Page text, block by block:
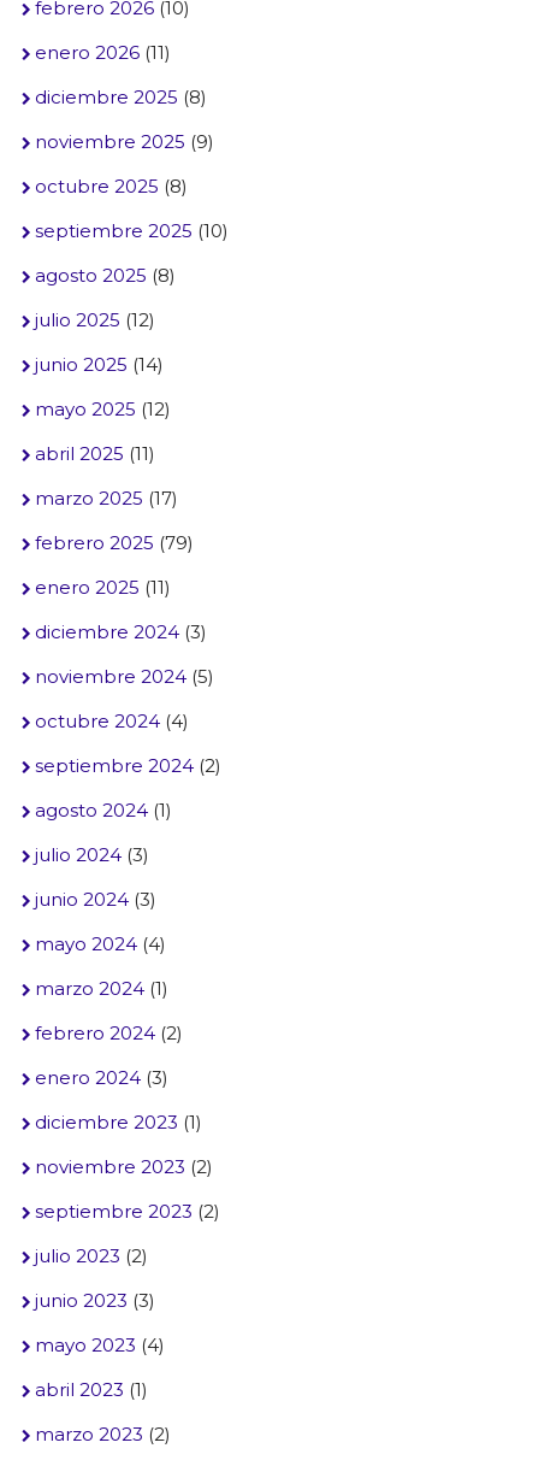
febrero 2026(10)
enero 2026(11)
diciembre 2025 (8)
noviembre 2025 (9)
octubre 2025 (8)
septiembre 2025 (10)
agosto 2025 (8)
julio 2025 (12)
junio 2025 (14)
mayo 2025 (12)
abril 2025 (11)
marzo 2025 (17)
febrero 2025 (79)
enero 2025 (11)
diciembre 2024(3)
noviembre 2024(5)
octubre 2024(4)
septiembre 2024(2)
agosto 2024(1)
julio 2024(3)
junio 2024(3)
mayo 2024(4)
marzo 2024(1)
febrero 2024(2)
enero 2024(3)
diciembre 2023 (1)
noviembre 2023 (2)
septiembre 2023 (2)
julio 2023 (2)
junio 2023 (3)
mayo 2023 (4)
abril 2023 (1)
marzo 2023 (2)